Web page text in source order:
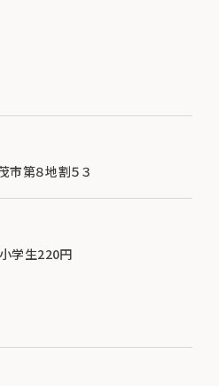
第８地割５３
学生220円